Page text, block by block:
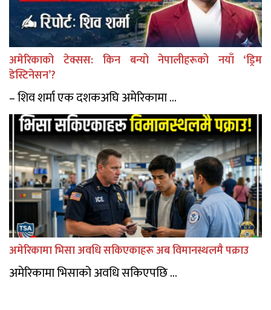
अमेरिकाको टेक्सस: किन बन्यो नेपालीहरूको नयाँ ‘ड्रिम
डेस्टिनेसन’?
– शिव शर्मा एक दशकअघि अमेरिकामा ...
अमेरिकामा भिसा अवधि सकिएकाहरू अब विमानस्थलमै पक्राउ
अमेरिकामा भिसाको अवधि सकिएपछि ...